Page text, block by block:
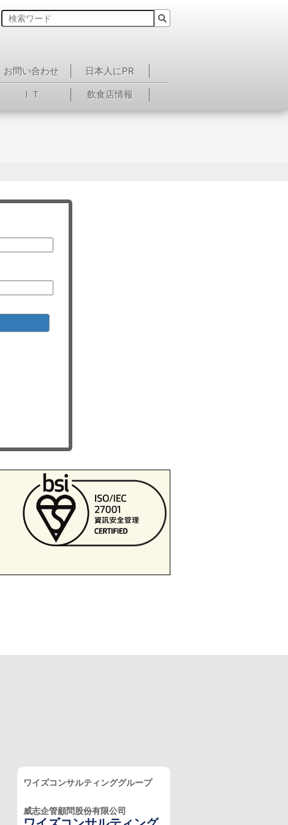
お問い合わせ
日本人にPR
ＩＴ 飲食店情報
ワイズコンサルティンググループ
威志企管顧問股份有限公司